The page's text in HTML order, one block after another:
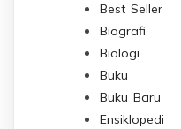
Best Seller
Biografi
Biologi
Buku
Buku Baru
Ensiklopedi